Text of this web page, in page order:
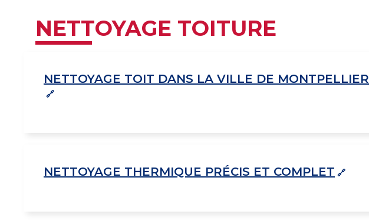
NETTOYAGE TOITURE
NETTOYAGE TOIT DANS LA VILLE DE MONTPELLIER
NETTOYAGE THERMIQUE PRÉCIS ET COMPLET